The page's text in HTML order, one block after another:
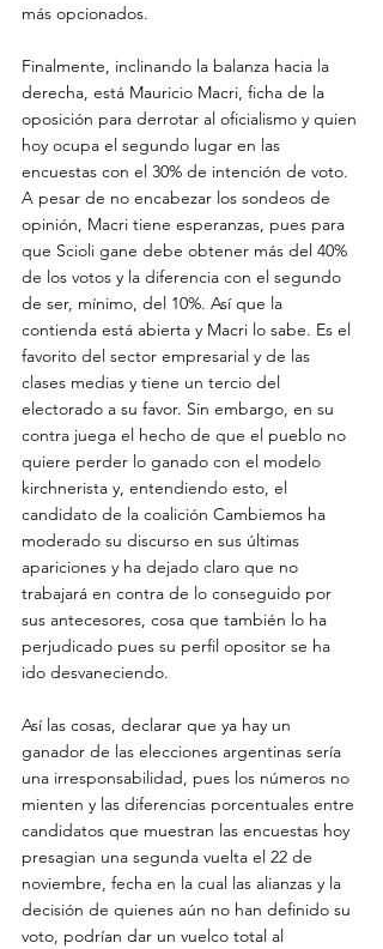
más opcionados.
Finalmente, inclinando la balanza hacia la
derecha, está Mauricio Macri, ficha de la
oposición para derrotar al oficialismo y quien
hoy ocupa el segundo lugar en las
encuestas con el 30% de intención de voto.
A pesar de no encabezar los sondeos de
opinión, Macri tiene esperanzas, pues para
que Scioli gane debe obtener más del 40%
de los votos y la diferencia con el segundo
de ser, mínimo, del 10%. Así que la
contienda está abierta y Macri lo sabe. Es el
favorito del sector empresarial y de las
clases medias y tiene un tercio del
electorado a su favor. Sin embargo, en su
contra juega el hecho de que el pueblo no
quiere perder lo ganado con el modelo
kirchnerista y, entendiendo esto, el
candidato de la coalición Cambiemos ha
moderado su discurso en sus últimas
apariciones y ha dejado claro que no
trabajará en contra de lo conseguido por
sus antecesores, cosa que también lo ha
perjudicado pues su perfil opositor se ha
ido desvaneciendo.
Así las cosas, declarar que ya hay un
ganador de las elecciones argentinas sería
una irresponsabilidad, pues los números no
mienten y las diferencias porcentuales entre
candidatos que muestran las encuestas hoy
presagian una segunda vuelta el 22 de
noviembre, fecha en la cual las alianzas y la
decisión de quienes aún no han definido su
voto, podrían dar un vuelco total al